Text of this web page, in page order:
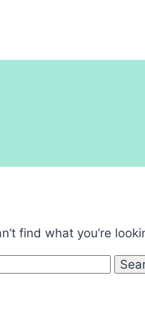
find what you’re